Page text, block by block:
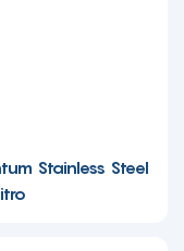
Stainless Steel